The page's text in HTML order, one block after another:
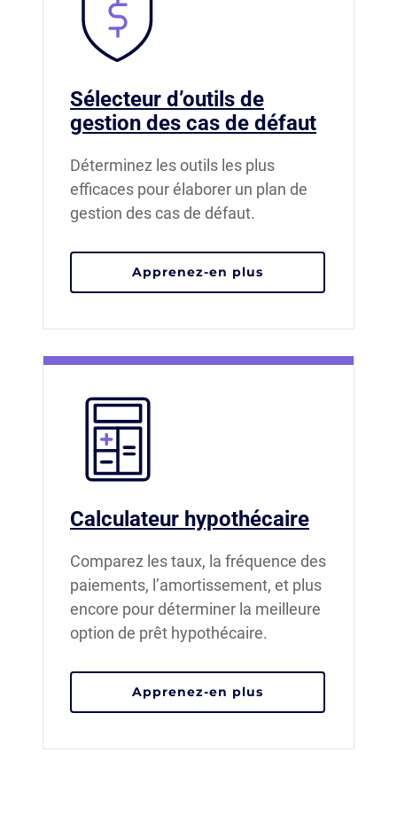
Sélecteur d’outils de
gestion des cas de défaut
Déterminez les outils les plus
efficaces pour élaborer un plan de
gestion des cas de défaut.
Apprenez-en plus
Calculateur hypothécaire
Comparez les taux, la fréquence des
paiements, l’amortissement, et plus
encore pour déterminer la meilleure
option de prêt hypothécaire.
Apprenez-en plus